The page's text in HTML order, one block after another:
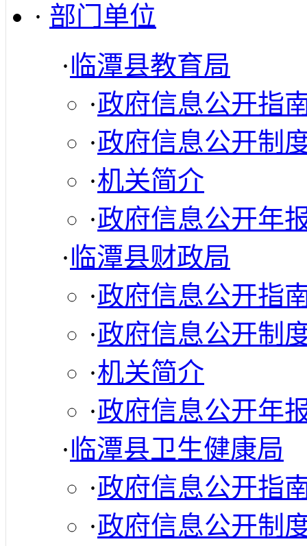
· 部门单位
·临潭县教育局
·政府信息公开指
·政府信息公开制
·机关简介
·政府信息公开年
·临潭县财政局
·政府信息公开指
·政府信息公开制
·机关简介
·政府信息公开年
·临潭县卫生健康局
·政府信息公开指
·政府信息公开制